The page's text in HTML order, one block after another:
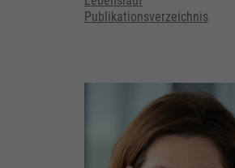
Publikationsverzeichnis